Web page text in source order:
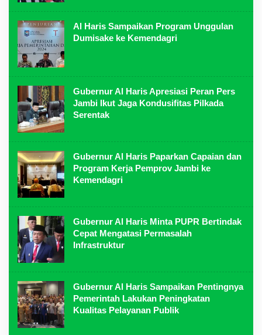
Al Haris Sampaikan Program Unggulan
Dumisake ke Kemendagri
Gubernur Al Haris Apresiasi Peran Pers
Jambi Ikut Jaga Kondusifitas Pilkada
Serentak
Gubernur Al Haris Paparkan Capaian dan
Program Kerja Pemprov Jambi ke
Kemendagri
Gubernur Al Haris Minta PUPR Bertindak
Cepat Mengatasi Permasalah
Infrastruktur
Gubernur Al Haris Sampaikan Pentingnya
Pemerintah Lakukan Peningkatan
Kualitas Pelayanan Publik